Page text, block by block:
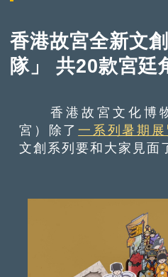
香港故宮全新文
隊」 共20款宮廷
香港故宮文化博物
宮）除了一系列暑期展
文創系列要和大家見面